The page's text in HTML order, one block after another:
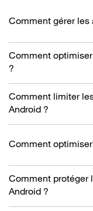
Comment gérer
Comment
?
Comment limiter
Android ?
Comment
Comment protéger
Android ?